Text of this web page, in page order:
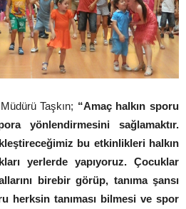
Taşkın; “Amaç halkın sporu
yönlendirmesini sağlamaktır.
bu etkinlikleri halkın
yerlerde yapıyoruz. Çocuklar
birebir görüp, tanıma şansı
herksin tanıması bilmesi ve spor